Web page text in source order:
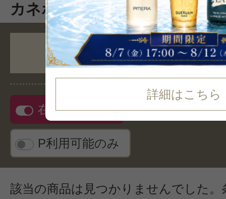
詳細はこちら
カネボウの商品一覧
人気順
在庫ありのみ
P利用可能のみ
リス
該当の商品は見つかりませんでした。